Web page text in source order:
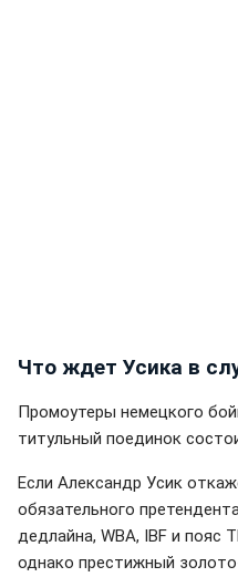
Что ждет Усика в
Промоутеры немецкого
титульный поединок
Если Александр Усик
обязательного
дедлайна, WBA, IBF и пояс
однако престижный